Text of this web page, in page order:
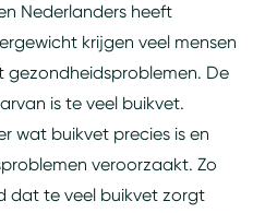
Nederlanders heeft
krijgen veel mensen
De
is te veel buikvet.
wat buikvet precies is en
veroorzaakt. Zo
dat te veel buikvet zorgt